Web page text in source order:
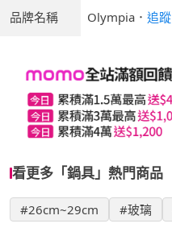
品牌名稱 Olympia ． 追蹤
看更多「鍋具」熱門商品
#26cm~29cm #玻璃